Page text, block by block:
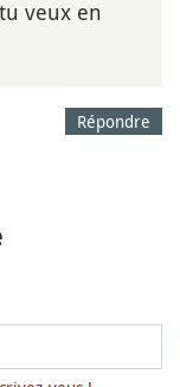
veux en
Répondre